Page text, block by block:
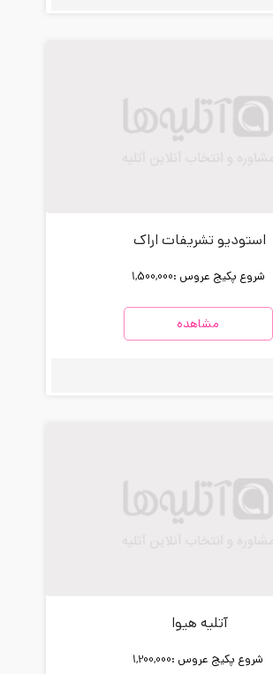
استودیو تشریفات اراک
شروع پکیج عروس :1,500,000
مشاهده
آتلیه هیوا
شروع پکیج عروس :1,200,000